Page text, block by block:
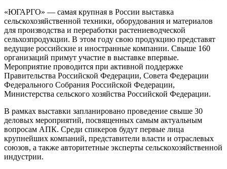
«ЮГАРГО» — самая крупная в России выставка
сельскохозяйственной техники, оборудования и материалов
для производства и переработки растениеводческой
сельхозпродукции. В этом году свою продукцию представят
ведущие российские и иностранные компании. Свыше 160
организаций примут участие в выставке впервые.
Мероприятие проводится при активной поддержке
Правительства Российской Федерации, Совета Федерации
Федерального Собрания Российской Федерации,
Министерства сельского хозяйства Российской Федерации.
В рамках выставки запланировано проведение свыше 30
деловых мероприятий, посвященных самым актуальным
вопросам АПК. Среди спикеров будут первые лица
крупнейших компаний, представители власти и отраслевых
союзов, а также авторитетные эксперты сельскохозяйственной
индустрии.